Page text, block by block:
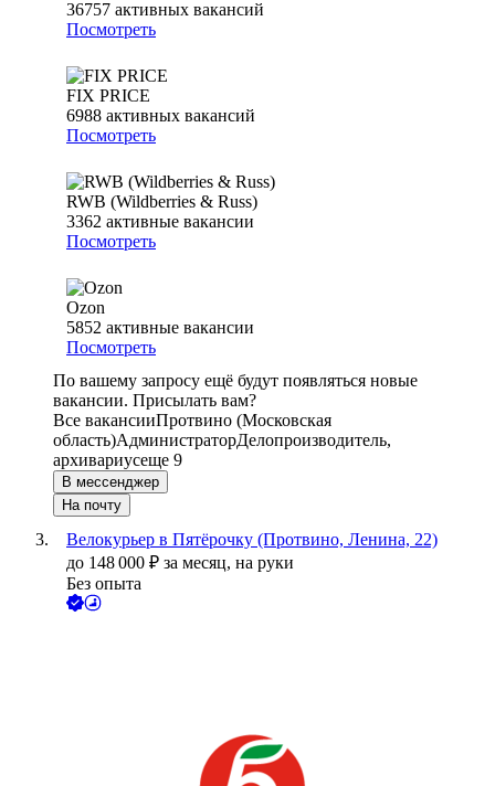
36757 активных вакансий
Посмотреть
FIX PRICE
6988 активных вакансий
Посмотреть
RWB (Wildberries & Russ)
3362 активные вакансии
Посмотреть
Ozon
5852 активные вакансии
Посмотреть
По вашему запросу ещё будут появляться новые
вакансии. Присылать вам?
Все вакансииПротвино (Московская
область)АдминистраторДелопроизводитель,
архивариусеще 9
В мессенджер
На почту
Велокурьер в Пятёрочку (Протвино, Ленина, 22)
до 148 000 ₽ за месяц, на руки
Без опыта